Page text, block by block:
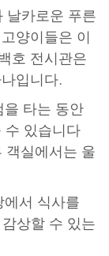
날카로운 푸른
양이들은 이
호 전시관은
입니다.
타는 동안
수 있습니다
객실에서는 울
서 식사를
상할 수 있는